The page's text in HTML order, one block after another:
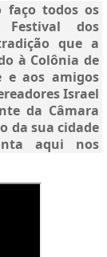
faço todos os
dos
que a
à Colônia de
e aos amigos
Israel
da Câmara
da sua cidade
aqui nos